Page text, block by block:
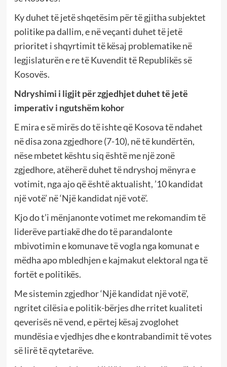
Ky duhet të jetë shqetësim për të gjitha subjektet
politike pa dallim, e në veçanti duhet të jetë
prioritet i shqyrtimit të kësaj problematike në
legjislaturën e re të Kuvendit të Republikës së
Kosovës.
Ndryshimi i ligjit për zgjedhjet duhet të jetë
imperativ i ngutshëm kohor
E mira e së mirës do të ishte që Kosova të ndahet
në disa zona zgjedhore (7-10), në të kundërtën,
nëse mbetet kështu siq është me një zonë
zgjedhore, atëherë duhet të ndryshoj mënyra e
votimit, nga ajo që është aktualisht, ’10 kandidat
një votë’ në ‘Një kandidat një votë’.
Kjo do t’i mënjanonte votimet me rekomandim të
liderëve partiakë dhe do të parandalonte
mbivotimin e komunave të vogla nga komunat e
mëdha apo mbledhjen e kajmakut elektoral nga të
fortët e politikës.
Me sistemin zgjedhor ‘Një kandidat një votë’,
ngritet cilësia e politik-bërjes dhe rritet kualiteti
qeverisës në vend, e përtej kësaj zvoglohet
mundësia e vjedhjes dhe e kontrabandimit të votes
së lirë të qytetarëve.